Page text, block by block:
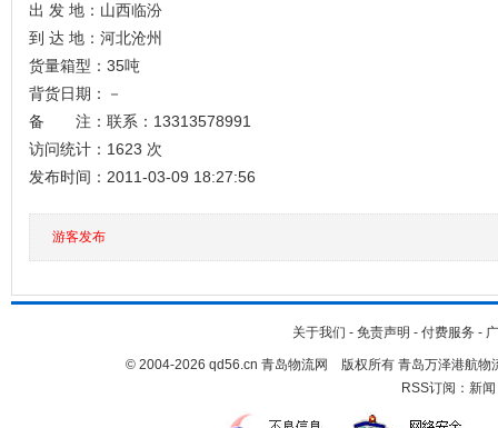
出 发 地：山西临汾
到 达 地：河北沧州
货量箱型：35吨
背货日期：－
备 注：联系：13313578991
访问统计：1623 次
发布时间：2011-03-09 18:27:56
游客发布
关于我们 - 免责声明 - 付费服务 -
© 2004-2026 qd56.cn 青岛物流网 版权所有 青岛万泽港航物
RSS订阅： 新闻